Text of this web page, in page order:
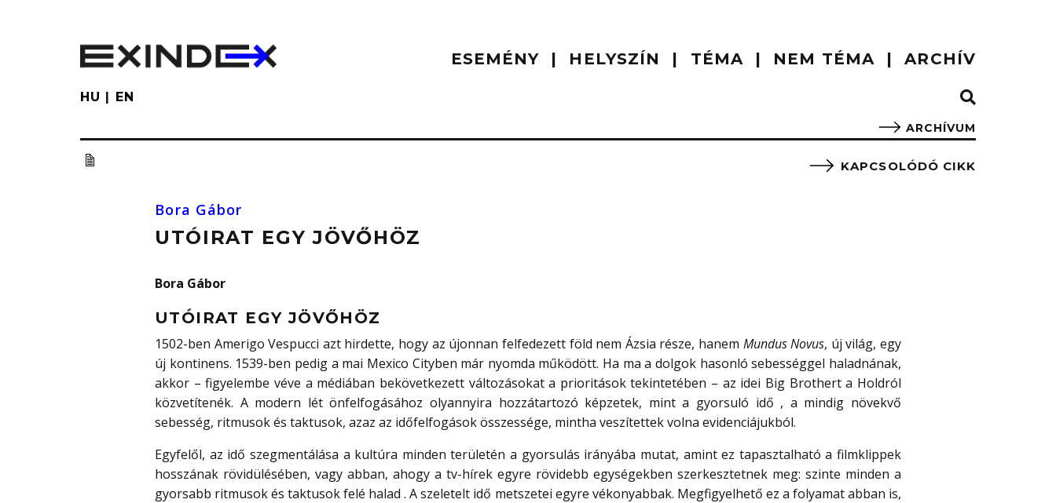
ESEMÉNY HELYSZÍN TÉMA NEM TÉMA ARCHÍV
HU EN
ARCHÍVUM
KAPCSOLÓDÓ CIKK
Bora Gábor
UTÓIRAT EGY JÖVŐHÖZ
Bora Gábor
UTÓIRAT EGY JÖVŐHÖZ
1502-ben Amerigo Vespucci azt hirdette, hogy az újonnan felfedezett föld nem Ázsia része, hanem Mundus Novus, új világ, egy
új kontinens. 1539-ben pedig a mai Mexico Cityben már nyomda működött. Ha ma a dolgok hasonló sebességgel haladnának,
akkor – figyelembe véve a médiában bekövetkezett változásokat a prioritások tekintetében – az idei Big Brothert a Holdról
közvetítenék. A modern lét önfelfogásához olyannyira hozzátartozó képzetek, mint a gyorsuló idő , a mindig növekvő
sebesség, ritmusok és taktusok, azaz az időfelfogások összessége, mintha veszítettek volna evidenciájukból.
Egyfelől, az idő szegmentálása a kultúra minden területén a gyorsulás irányába mutat, amint ez tapasztalható a filmklippek
hosszának rövidülésében, vagy abban, ahogy a tv-hírek egyre rövidebb egységekben szerkesztetnek meg: szinte minden a
gyorsabb ritmusok és taktusok felé halad . A szeletelt idő metszetei egyre vékonyabbak. Megfigyelhető ez a folyamat abban is,